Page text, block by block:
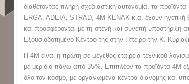
διαθέτοντας πλήρη σχεδιαστική αυτονομία, τα
ERGA, ADEIA, STRAD, 4M-KENAK κ.α. έχουν ηγετική
και προσφέρονται με τη στενή και συνεπή υποστήριξη
Εξουσιοδοτημένο Κέντρο της στην Ηπειρο την Κ.
Η 4Μ είναι η πρώτη σε μέγεθος εταιρεία τεχνικού
με μερίδιο πάνω από 35%. Επιπλέον τα προϊόντα 4Μ
όλο τον κόσμο, με οργανωμένα κέντρα διανομής και